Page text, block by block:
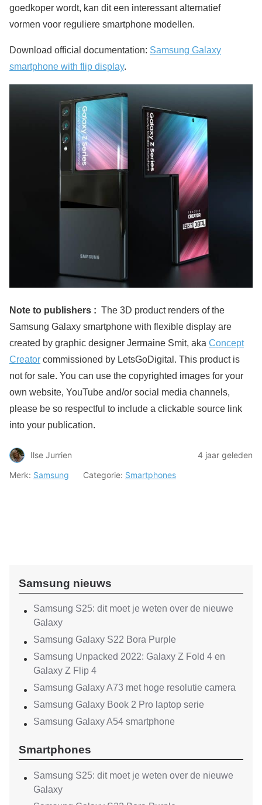
goedkoper wordt, kan dit een interessant alternatief
vormen voor reguliere smartphone modellen.
Download official documentation: Samsung Galaxy
smartphone with flip display.
Note to publishers : The 3D product renders of the
Samsung Galaxy smartphone with flexible display are
created by graphic designer Jermaine Smit, aka Concept
Creator commissioned by LetsGoDigital. This product is
not for sale. You can use the copyrighted images for your
own website, YouTube and/or social media channels,
please be so respectful to include a clickable source link
into your publication.
Ilse Jurrien
4 jaar geleden
Merk: Samsung Categorie: Smartphones
Samsung nieuws
Samsung S25: dit moet je weten over de nieuwe
Galaxy
Samsung Galaxy S22 Bora Purple
Samsung Unpacked 2022: Galaxy Z Fold 4 en
Galaxy Z Flip 4
Samsung Galaxy A73 met hoge resolutie camera
Samsung Galaxy Book 2 Pro laptop serie
Samsung Galaxy A54 smartphone
Smartphones
Samsung S25: dit moet je weten over de nieuwe
Galaxy